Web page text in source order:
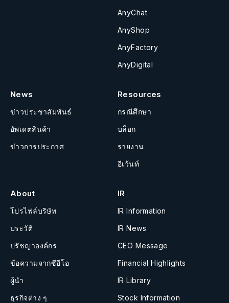
AnyChat
AnyShop
AnyFactory
AnyDigital
News
ข่าวประชาสัมพันธ์
อัพเดตสินค้า
ข่าวการประกาศ
Resources
กรณีศึกษา
บล็อก
รายงาน
อีเว้นท์
About
โปรไฟล์บริษัท
ประวัติ
ปรัชญาองค์กร
ข้อความจากซีอีโอ
ผู้นำ
ธุรกิจต่าง ๆ
IR
IR Information
IR News
CEO Message
Financial Highlights
IR Library
Stock Information